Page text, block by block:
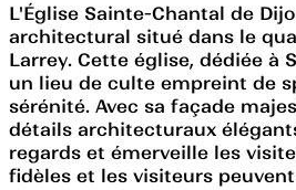
L'Église Sainte-Chantal de
architectural situé dans le
Larrey. Cette église, dédiée à
un lieu de culte empreint de
sérénité. Avec sa façade
détails architecturaux
regards et émerveille les
fidèles et les visiteurs